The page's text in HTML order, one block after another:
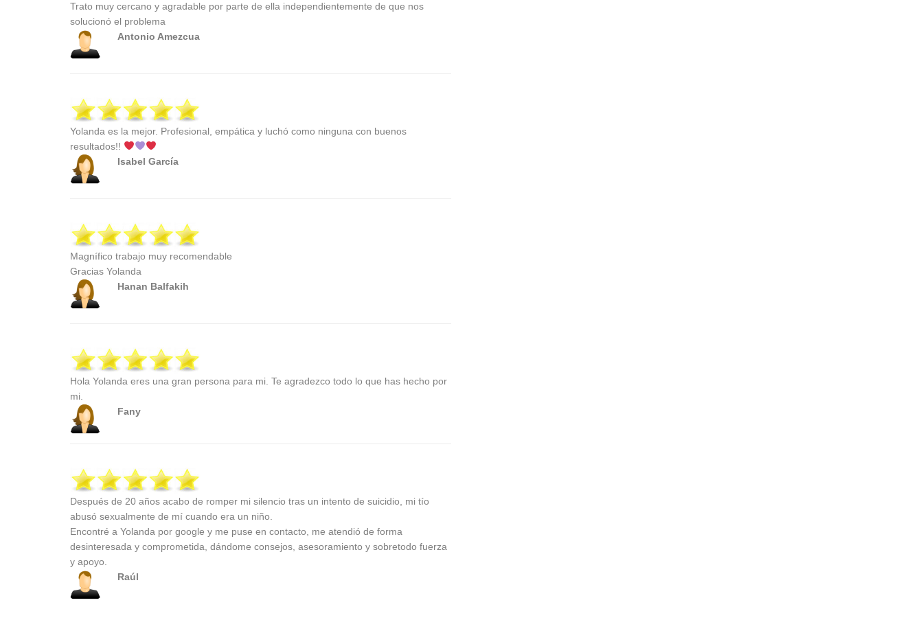
Trato muy cercano y agradable por parte de ella independientemente de que nos
solucionó el problema
Antonio Amezcua
Yolanda es la mejor. Profesional, empática y luchó como ninguna con buenos
resultados!!
Isabel García
Magnífico trabajo muy recomendable
Gracias Yolanda
Hanan Balfakih
Hola Yolanda eres una gran persona para mi. Te agradezco todo lo que has hecho por
mi.
Fany
Después de 20 años acabo de romper mi silencio tras un intento de suicidio, mi tío
abusó sexualmente de mí cuando era un niño.
Encontré a Yolanda por google y me puse en contacto, me atendió de forma
desinteresada y comprometida, dándome consejos, asesoramiento y sobretodo fuerza
y apoyo.
Raúl